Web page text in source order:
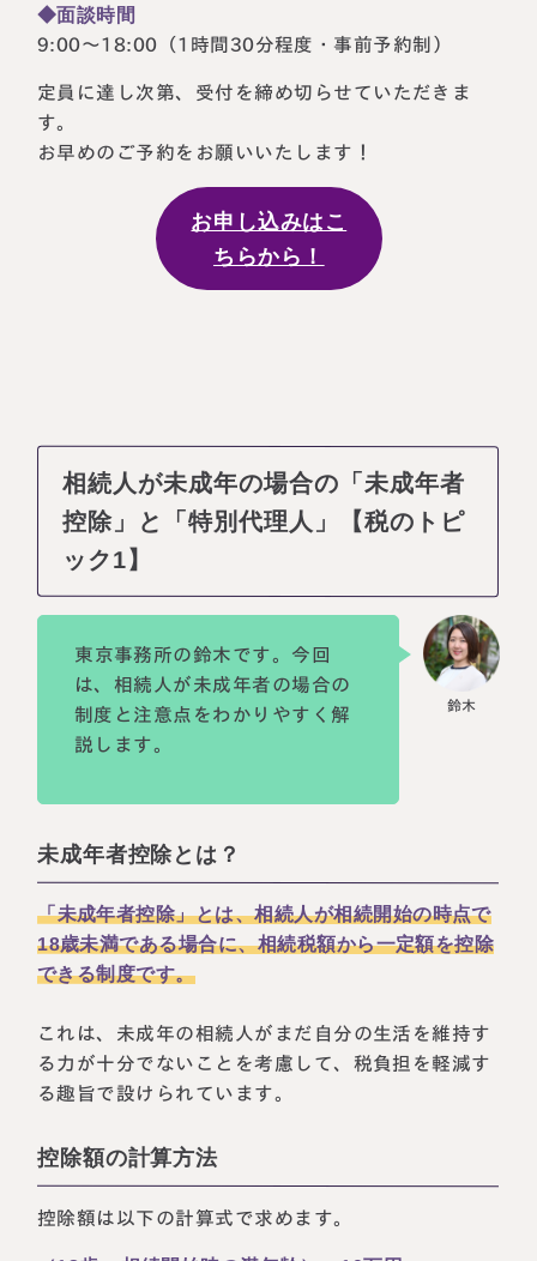
12号
名古屋ビルヂング25階
Access
195番地1
大宮ソラミチKOZ4階
Access
◆面談時間
9:00〜18:00（1時間30分程度・事前予約制）
定員に達し次第、受付を締め切らせていただきま
す。
お早めのご予約をお願いいたします！
お申し込みはこ
ちらから！
相続人が未成年の場合の「未成年者
控除」と「特別代理人」【税のトピ
ック1】
東京事務所の鈴木です。今回
は、相続人が未成年者の場合の
制度と注意点をわかりやすく解
説します。
未成年者控除とは？
「未成年者控除」とは、相続人が相続開始の時点で
18歳未満である場合に、相続税額から一定額を控除
できる制度です。
これは、未成年の相続人がまだ自分の生活を維持す
る力が十分でないことを考慮して、税負担を軽減す
る趣旨で設けられています。
控除額の計算方法
控除額は以下の計算式で求めます。